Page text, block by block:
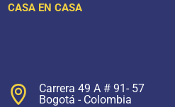
CASA EN CASA
Carrera 49 A # 91- 57
Bogotá - Colombia